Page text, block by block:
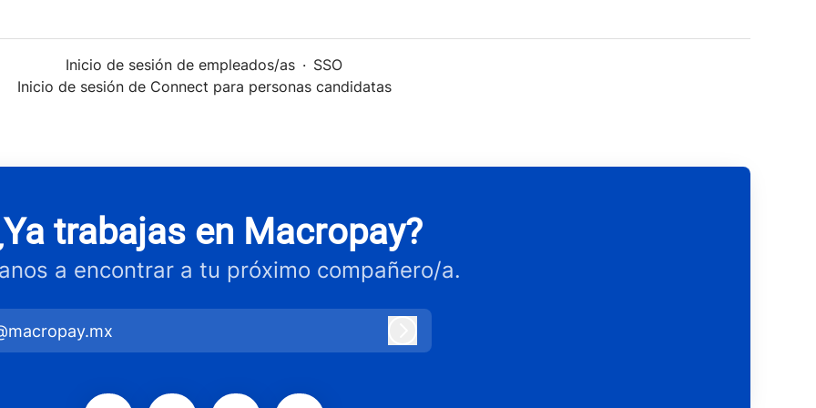
Inicio de sesión de empleados/as · SSO
Inicio de sesión de Connect para personas candidatas
trabajas en Macropay?
a encontrar a tu próximo compañero/a.